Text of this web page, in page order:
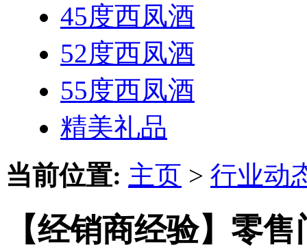
45度西凤酒
52度西凤酒
55度西凤酒
精美礼品
当前位置: 主页 > 行业动
【经销商经验】零